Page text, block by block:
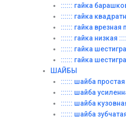
:::::: гайка
:::::: гайка
:::::: гайка врезная
:::::: гайка низкая
:::::: гайка
:::::: гайка
ШАЙБЫ
:::::: шайба простая
:::::: шайба
:::::: шайба
:::::: шайба